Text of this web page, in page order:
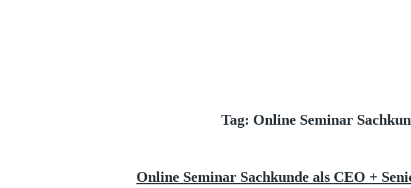
Tag: Online Seminar
Online Seminar Sachkunde als CEO +